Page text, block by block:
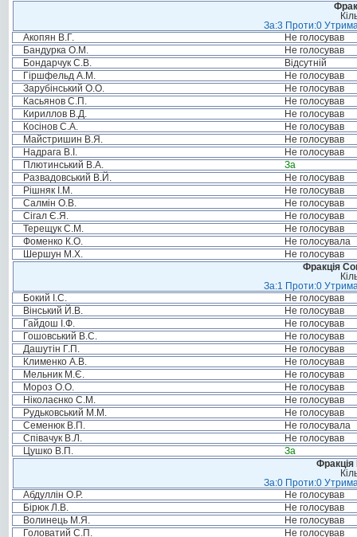
За:3 Проти:0
Акопян В.Г.
Не голосував
Бандурка О.М.
Не голосував
Бондарчук С.В.
Відсутній
Гіршфельд А.М.
Не голосував
Зарубінський О.О.
Не голосував
Касьянов С.П.
Не голосував
Кириллов В.Д.
Не голосував
Косінов С.А.
Не голосував
Майстришин В.Я.
Не голосував
Надрага В.І.
Не голосував
Плютинський В.А.
За
Развадовський В.Й.
Не голосував
Рішняк І.М.
Не голосував
Салмін О.В.
Не голосував
Сігал Є.Я.
Не голосував
Терещук С.М.
Не голосував
Фоменко К.О.
Не голосувала
Шершун М.Х.
Не голосував
Фракція
За:1 Проти:0
Бокий І.С.
Не голосував
Вінський Й.В.
Не голосував
Гайдош І.Ф.
Не голосував
Гошовський В.С.
Не голосував
Дашутін Г.П.
Не голосував
Клименко А.В.
Не голосував
Мельник М.Є.
Не голосував
Мороз О.О.
Не голосував
Ніколаєнко С.М.
Не голосував
Рудьковський М.М.
Не голосував
Семенюк В.П.
Не голосувала
Співачук В.Л.
Не голосував
Цушко В.П.
За
За:0 Проти:0
Абдуллін О.Р.
Не голосував
Бірюк Л.В.
Не голосував
Волинець М.Я.
Не голосував
Головатий С.П.
Не голосував